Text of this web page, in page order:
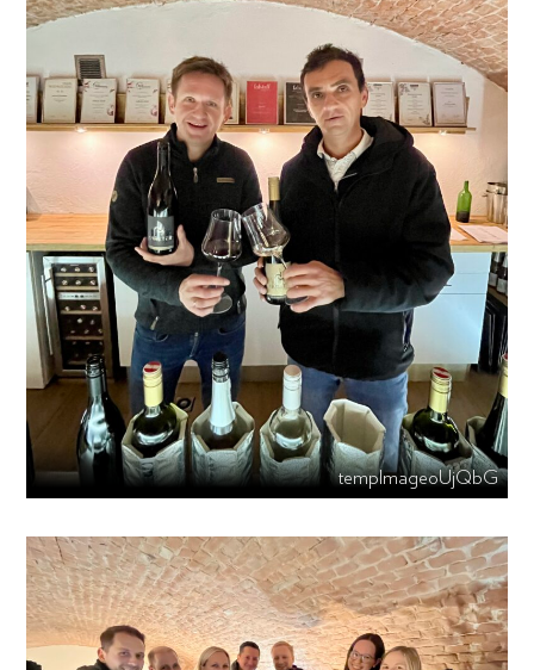
tempImageoUjQbG